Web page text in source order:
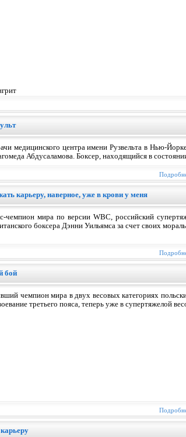
медицинского центра имени Рузвельта в Нью-
Абдусаламова. Боксер, находящийся в
карьеру, наверное, уже в крови у меня
чемпион мира по версии WBC, российский
боксера Дэнни Уильямса за счет своих
бой
чемпион мира в двух весовых категориях
третьего пояса, теперь уже в супертяжелой